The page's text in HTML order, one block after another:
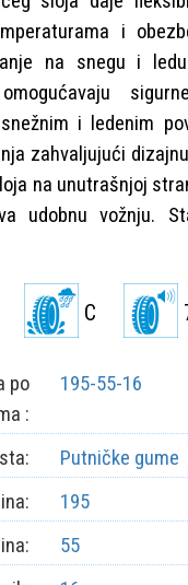
i
na snegu i
i ledenim
zahvaljujući
na unutrašnjoj
udobnu vožnju.
C
po
:
195-55-16
Putničke gume
195
55